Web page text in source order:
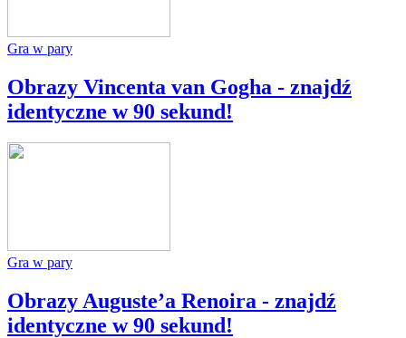
Gra w pary
Obrazy Vincenta van Gogha - znajdź
identyczne w 90 sekund!
Gra w pary
Obrazy Auguste’a Renoira - znajdź
identyczne w 90 sekund!